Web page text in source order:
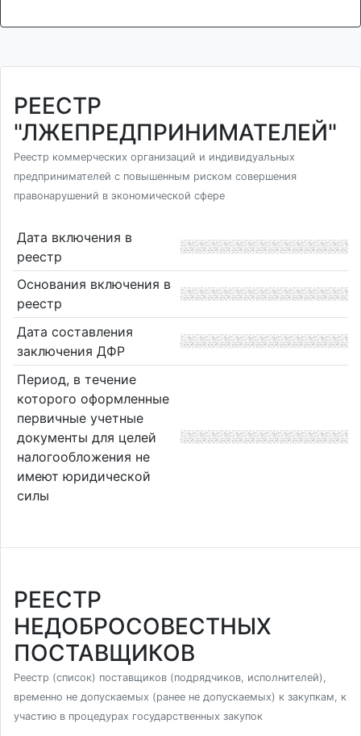
РЕЕСТР
"ЛЖЕПРЕДПРИНИМАТЕЛЕЙ"
Реестр коммерческих организаций и индивидуальных
предпринимателей с повышенным риском совершения
правонарушений в экономической сфере
Дата включения в
реестр
Основания включения в
реестр
Дата составления
заключения ДФР
Период, в течение
которого оформленные
первичные учетные
документы для целей
налогообложения не
имеют юридической
силы
РЕЕСТР
НЕДОБРОСОВЕСТНЫХ
ПОСТАВЩИКОВ
Реестр (список) поставщиков (подрядчиков, исполнителей),
временно не допускаемых (ранее не допускаемых) к закупкам, к
участию в процедурах государственных закупок